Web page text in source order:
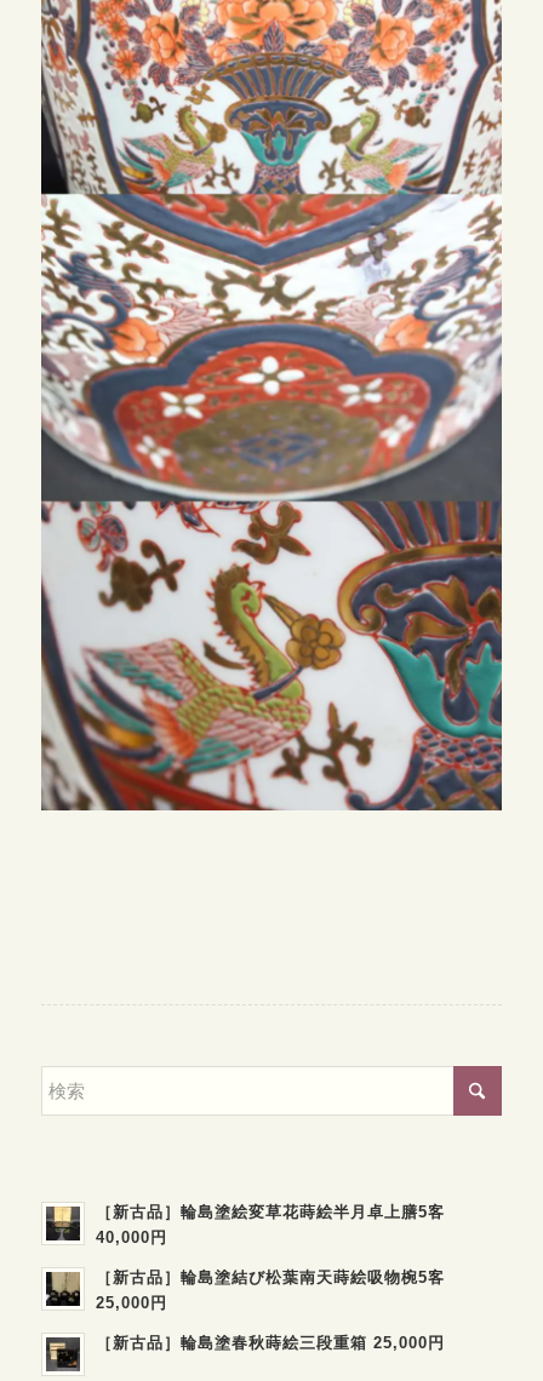
［新古品］輪島塗絵変草花蒔絵半月卓上膳5客
40,000円
［新古品］輪島塗結び松葉南天蒔絵吸物椀5客
25,000円
［新古品］輪島塗春秋蒔絵三段重箱 25,000円